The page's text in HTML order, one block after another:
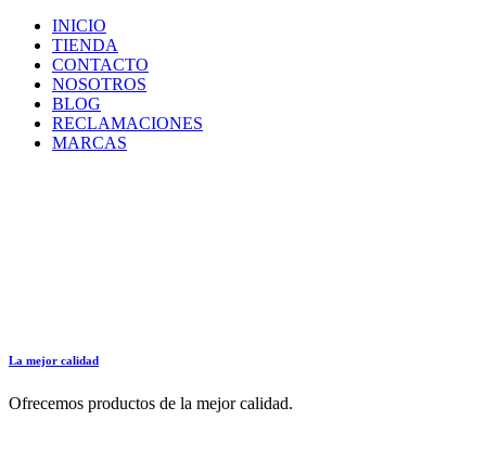
INICIO
TIENDA
CONTACTO
NOSOTROS
BLOG
RECLAMACIONES
MARCAS
La mejor calidad
Ofrecemos productos de la mejor calidad.